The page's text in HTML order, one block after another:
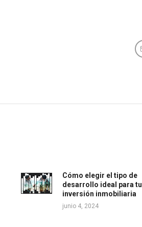
Cómo elegir el tipo de
desarrollo ideal para tu
inversión inmobiliaria
junio 4, 2024